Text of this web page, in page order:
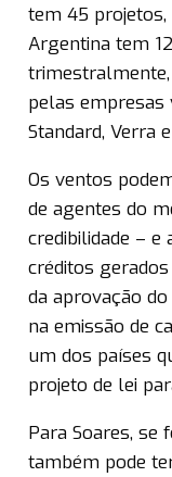
tem 45 projetos,
Argentina tem
pelas empresas
Standard, Verra
Os ventos
de agentes do
credibilidade – e
créditos
da aprovação
na emissão de
um dos países
projeto de lei
Para Soares, se
também pode